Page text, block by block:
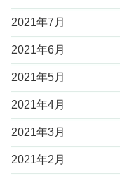
2021年7月
2021年6月
2021年5月
2021年4月
2021年3月
2021年2月